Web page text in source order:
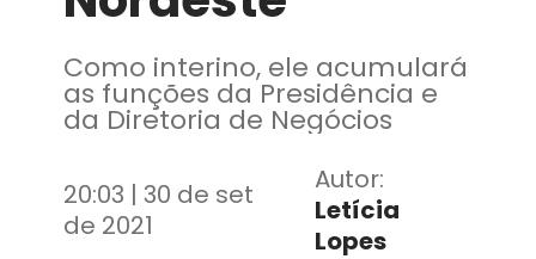
Como interino, ele acumulará
as funções da Presidência e
da Diretoria de Negócios
20:03 | 30 de set
de 2021
Autor:
Letícia
Lopes